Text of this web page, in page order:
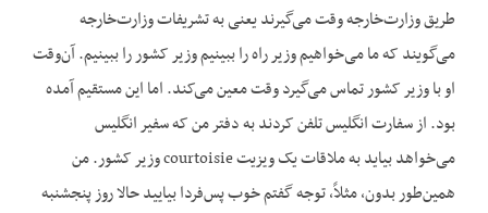
طریق وزارت‌خارجه وقت می‌گیرند یعنی به تشریفات وزارت‌خارجه
می‌گویند که ما می‌خواهیم وزیر راه را ببینیم وزیر کشور را ببینیم. آن‌وقت
او با وزیر کشور تماس می‌گیرد وقت معین می‌کند. اما این مستقیم آمده
بود. از سفارت انگلیس تلفن کردند به دفتر من که سفیر انگلیس
می‌خواهد بیاید به ملاقات یک ویزیت courtoisie وزیر کشور. من
همین‌طور بدون، مثلاً، توجه گفتم خوب پس‌فردا بیایید حالا روز پنجشنبه